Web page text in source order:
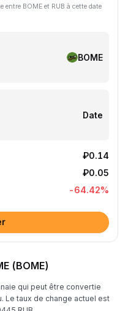
entre BOME et RUB à cette date
BOME
Date
₽0.14
₽0.05
-64.42%
(BOME)
qui peut être convertie
Le taux de change actuel est